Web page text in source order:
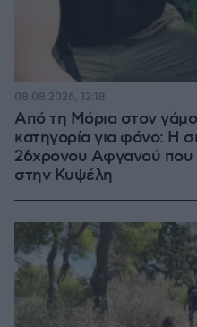
Από τη Μόρια στον
κατηγορία για φόνο: Η
26χρονου Αφγανού που
στην Κυψέλη
08.08.2026, 12:18